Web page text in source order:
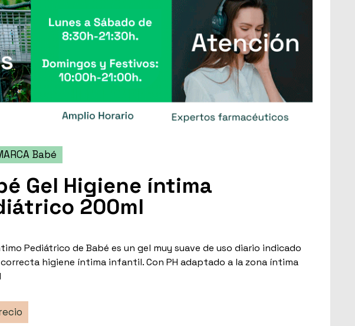
Babé
Gel Higiene íntima
200ml
Pediátrico de Babé es un gel muy suave de uso diario indicado
higiene íntima infantil. Con PH adaptado a la zona íntima